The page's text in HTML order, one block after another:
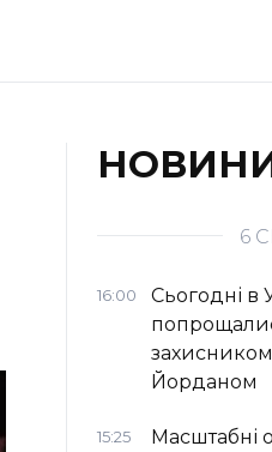
Події
6
16:00
Сьогодні в
Йорданом
15:25
Масштабні